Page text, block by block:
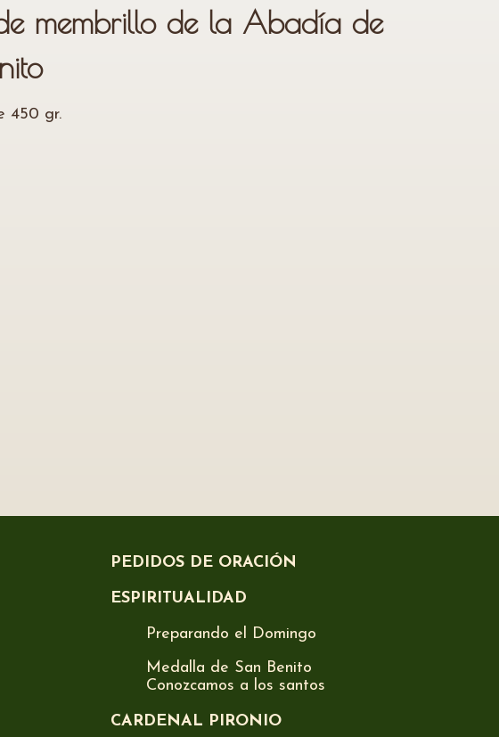
membrillo de la Abadía de
450 gr.
PEDIDOS DE ORACIÓN
ESPIRITUALIDAD
Preparando el Domingo
Medalla de San Benito
Conozcamos a los santos
CARDENAL PIRONIO